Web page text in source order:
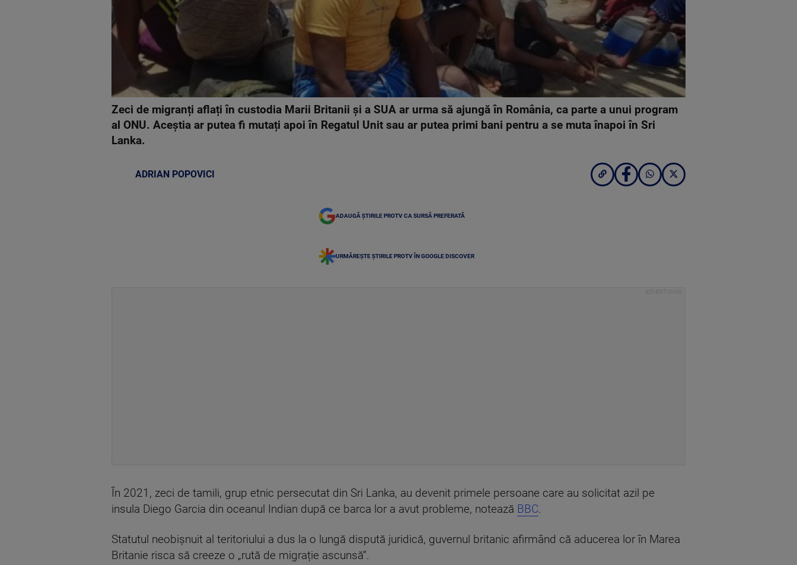
Zeci de migranți aflați în custodia Marii Britanii și a SUA ar urma să ajungă în România, ca parte a unui program
al ONU. Aceștia ar putea fi mutați apoi în Regatul Unit sau ar putea primi bani pentru a se muta înapoi în Sri
Lanka.
ADRIAN POPOVICI
ADAUGĂ ȘTIRILE PROTV CA SURSĂ PREFERATĂ
URMĂREȘTE ȘTIRILE PROTV ÎN GOOGLE DISCOVER
În 2021, zeci de tamili, grup etnic persecutat din Sri Lanka, au devenit primele persoane care au solicitat azil pe
insula Diego Garcia din oceanul Indian după ce barca lor a avut probleme, notează BBC.
Statutul neobișnuit al teritoriului a dus la o lungă dispută juridică, guvernul britanic afirmând că aducerea lor în Marea
Britanie risca să creeze o „rută de migrație ascunsă”.